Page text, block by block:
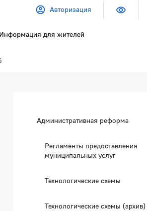
Авторизация
Информация для жителей
Административная реформа
Регламенты предоставления
муниципальных услуг
Технологические схемы
Технологические схемы (архив)